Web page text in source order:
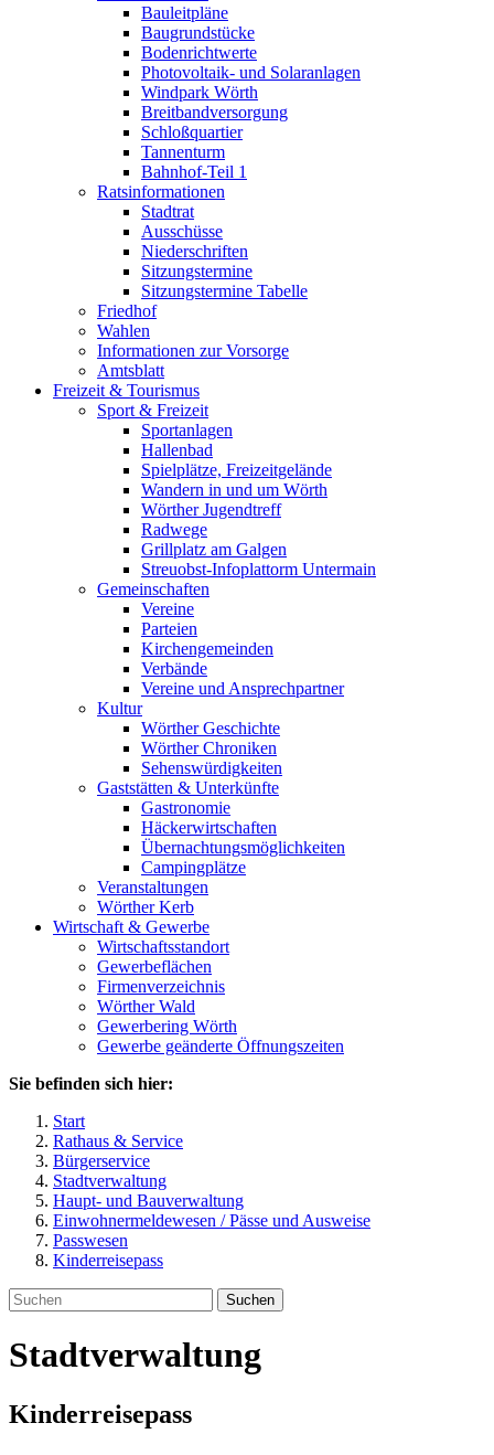
Bauleitpläne
Baugrundstücke
Bodenrichtwerte
Photovoltaik- und Solaranlagen
Windpark Wörth
Breitbandversorgung
Schloßquartier
Tannenturm
Bahnhof-Teil 1
Ratsinformationen
Stadtrat
Ausschüsse
Niederschriften
Sitzungstermine
Sitzungstermine Tabelle
Friedhof
Wahlen
Informationen zur Vorsorge
Amtsblatt
Freizeit & Tourismus
Sport & Freizeit
Sportanlagen
Hallenbad
Spielplätze, Freizeitgelände
Wandern in und um Wörth
Wörther Jugendtreff
Radwege
Grillplatz am Galgen
Streuobst-Infoplattorm Untermain
Gemeinschaften
Vereine
Parteien
Kirchengemeinden
Verbände
Vereine und Ansprechpartner
Kultur
Wörther Geschichte
Wörther Chroniken
Sehenswürdigkeiten
Gaststätten & Unterkünfte
Gastronomie
Häckerwirtschaften
Übernachtungsmöglichkeiten
Campingplätze
Veranstaltungen
Wörther Kerb
Wirtschaft & Gewerbe
Wirtschaftsstandort
Gewerbeflächen
Firmenverzeichnis
Wörther Wald
Gewerbering Wörth
Gewerbe geänderte Öffnungszeiten
Sie befinden sich hier:
Start
Rathaus & Service
Bürgerservice
Stadtverwaltung
Haupt- und Bauverwaltung
Einwohnermeldewesen / Pässe und Ausweise
Passwesen
Kinderreisepass
Suchen
Stadtverwaltung
Kinderreisepass